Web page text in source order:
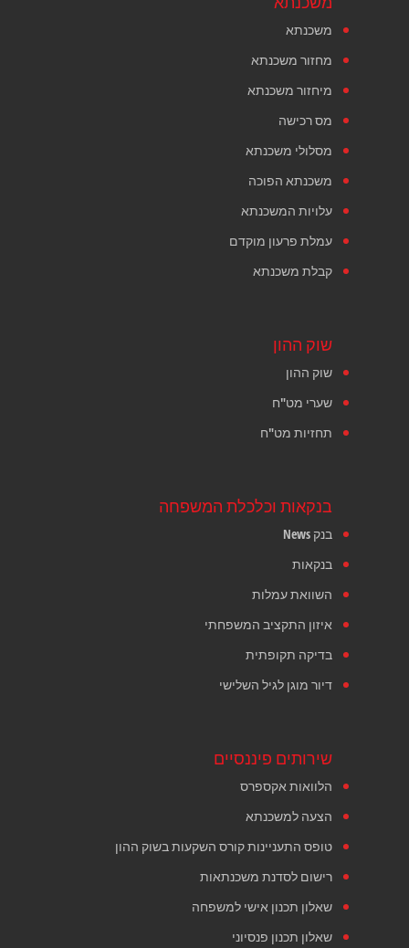
משכנתא
מחזור משכנתא
מיחזור משכנתא
מס רכישה
מסלולי משכנתא
משכנתא הפוכה
עלויות המשכנתא
עמלת פרעון מוקדם
קבלת משכנתא
שוק ההון
שוק ההון
שערי מט"ח
תחזיות מט"ח
בנקאות וכלכלת המשפחה
בנק News
בנקאות
השוואת עמלות
איזון התקציב המשפחתי
בדיקה תקופתית
דיור מוגן לגיל השלישי
שירותים פיננסיים
הלוואות אקספרס
הצעה למשכנתא
טופס התעניינות קורס השקעות בשוק ההון
רישום לסדנת משכנתאות
שאלון תכנון אישי למשפחה
שאלון תכנון פנסיוני